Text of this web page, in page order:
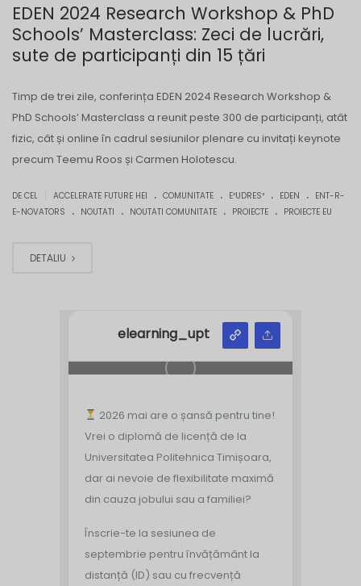
EDEN 2024 Research Workshop & PhD
Schools’ Masterclass: Zeci de lucrări,
sute de participanți din 15 țări
Timp de trei zile, conferința EDEN 2024 Research Workshop &
PhD Schools’ Masterclass a reunit peste 300 de participanți, atât
fizic, cât și online în cadrul sesiunilor plenare cu invitați keynote
precum Teemu Roos și Carmen Holotescu.
DE CEL ACCELERATE FUTURE HEI . COMUNITATE . E³UDRES² . EDEN . ENT-R-
E-NOVATORS
. NOUTATI . NOUTATI COMUNITATE . PROIECTE . PROIECTE EU
DETALIU
elearning_upt
2026 mai are o șansă pentru tine!
Vrei o diplomă de licență de la
Universitatea Politehnica Timișoara,
dar ai nevoie de flexibilitate maximă
din cauza jobului sau a familiei?
Înscrie-te la sesiunea de
septembrie pentru învățământ la
distanță (ID) sau cu frecvență